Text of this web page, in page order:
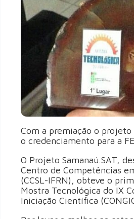
Com a premiação o
o credenciamento para a
O Projeto Samanaú.SAT,
Centro de Competências
(CCSL-IFRN), obteve o
Mostra Tecnológica do IX
Iniciação Científica